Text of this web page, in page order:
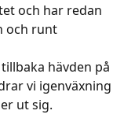
och har redan
och runt
hävden på
vi igenväxning
ut sig.